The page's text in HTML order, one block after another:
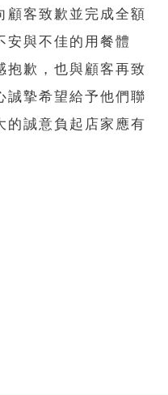
顧客致歉並完成全額
安與不佳的用餐體
抱歉，也與顧客再致
誠摯希望給予他們聯
的誠意負起店家應有